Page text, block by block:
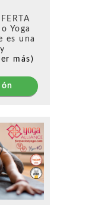
Yoga
es una
más)